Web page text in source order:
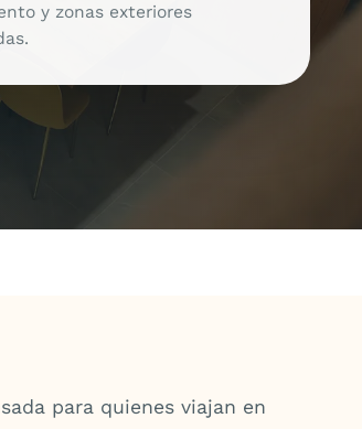
y zonas exteriores
para quienes viajan en